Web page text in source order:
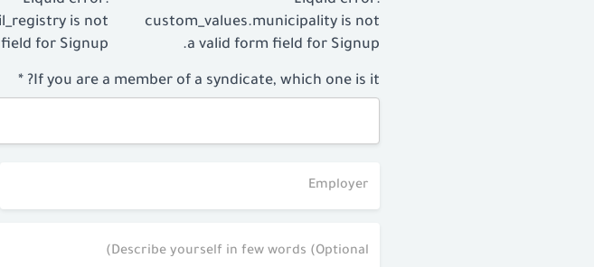
is not
for Signup.
custom_values.municipality is not
a valid form field for Signup.
If you are a member of a syndicate, which one is it? *